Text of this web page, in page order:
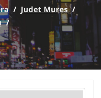
/ Judet Mures /
/